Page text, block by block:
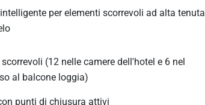
per elementi scorrevoli ad alta tenuta
(12 nelle camere dell'hotel e 6 nel
al balcone loggia)
punti di chiusura attivi